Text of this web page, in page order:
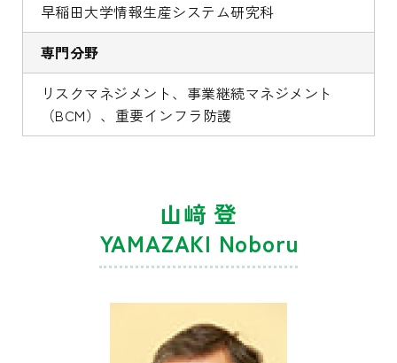
早稲田大学情報生産システム研究科
専門分野
リスクマネジメント、事業継続マネジメント
（BCM）、重要インフラ防護
山﨑 登
YAMAZAKI Noboru